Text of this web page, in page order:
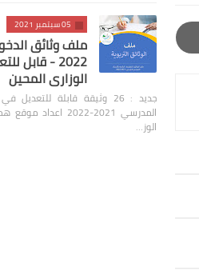
05 سبتمبر 2021
2022 - قابل
الوزاري المحين
جديد : 26 وثيقة قابلة
المدرسي 2021-2022
الوز…